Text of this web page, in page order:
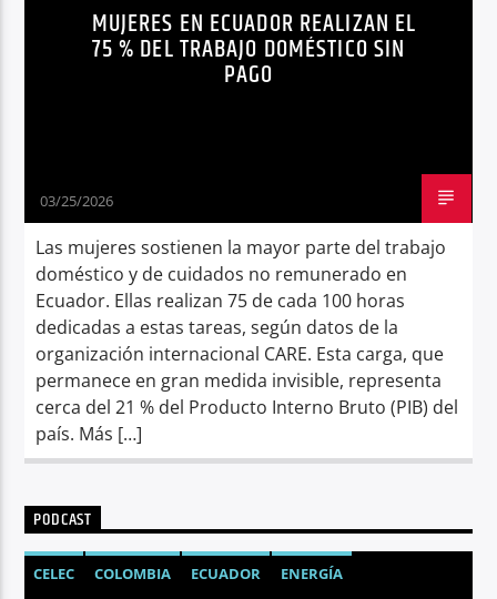
MUJERES EN ECUADOR REALIZAN EL
75 % DEL TRABAJO DOMÉSTICO SIN
PAGO
03/25/2026
Las mujeres sostienen la mayor parte del trabajo
doméstico y de cuidados no remunerado en
Ecuador. Ellas realizan 75 de cada 100 horas
dedicadas a estas tareas, según datos de la
organización internacional CARE. Esta carga, que
permanece en gran medida invisible, representa
cerca del 21 % del Producto Interno Bruto (PIB) del
país. Más […]
PODCAST
CELEC COLOMBIA ECUADOR
ENERGÍA